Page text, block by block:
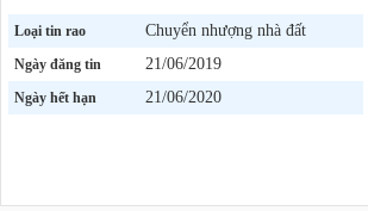
Loại tin rao Chuyển nhượng nhà đất
Ngày đăng tin 21/06/2019
Ngày hết hạn 21/06/2020